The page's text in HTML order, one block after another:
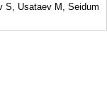
S, Usataev M, Seidum